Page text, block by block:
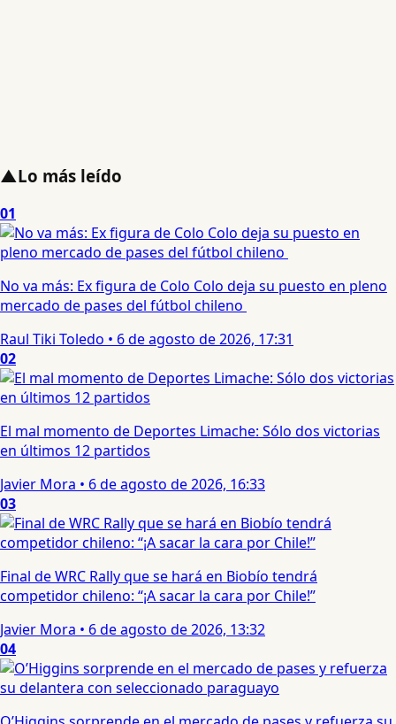
▲Lo más leído
01
No va más: Ex figura de Colo Colo deja su puesto en pleno
mercado de pases del fútbol chileno
Raul Tiki Toledo • 6 de agosto de 2026, 17:31
02
El mal momento de Deportes Limache: Sólo dos victorias
en últimos 12 partidos
Javier Mora • 6 de agosto de 2026, 16:33
03
Final de WRC Rally que se hará en Biobío tendrá
competidor chileno: “¡A sacar la cara por Chile!”
Javier Mora • 6 de agosto de 2026, 13:32
04